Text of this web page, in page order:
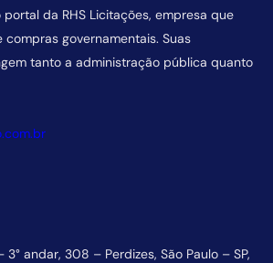
da RHS Licitações, empresa que
governamentais. Suas
tanto a administração pública quanto
3° andar, 308 – Perdizes, São Paulo – SP,